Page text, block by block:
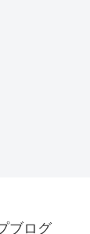
ブログ